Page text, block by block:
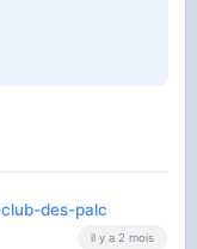
des-palc
il y a 2 mois